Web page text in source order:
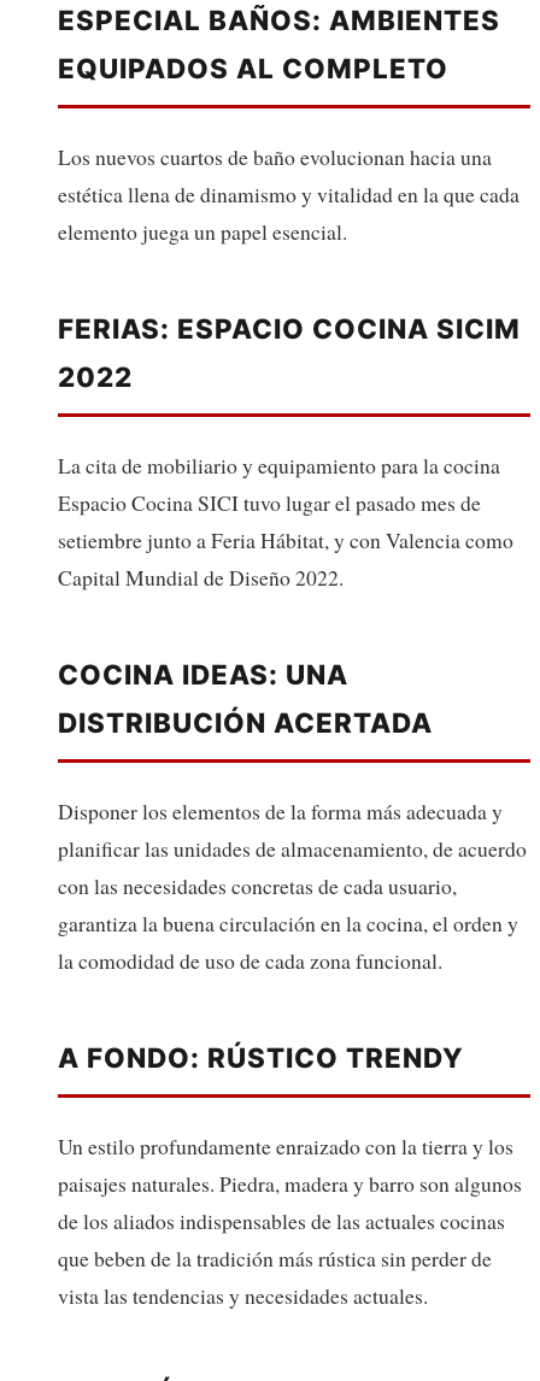
ESPECIAL BAÑOS: AMBIENTES
EQUIPADOS AL COMPLETO
Los nuevos cuartos de baño evolucionan hacia una
estética llena de dinamismo y vitalidad en la que cada
elemento juega un papel esencial.
FERIAS: ESPACIO COCINA SICIM
2022
La cita de mobiliario y equipamiento para la cocina
Espacio Cocina SICI tuvo lugar el pasado mes de
setiembre junto a Feria Hábitat, y con Valencia como
Capital Mundial de Diseño 2022.
COCINA IDEAS: UNA
DISTRIBUCIÓN ACERTADA
Disponer los elementos de la forma más adecuada y
planificar las unidades de almacenamiento, de acuerdo
con las necesidades concretas de cada usuario,
garantiza la buena circulación en la cocina, el orden y
la comodidad de uso de cada zona funcional.
A FONDO: RÚSTICO TRENDY
Un estilo profundamente enraizado con la tierra y los
paisajes naturales. Piedra, madera y barro son algunos
de los aliados indispensables de las actuales cocinas
que beben de la tradición más rústica sin perder de
vista las tendencias y necesidades actuales.